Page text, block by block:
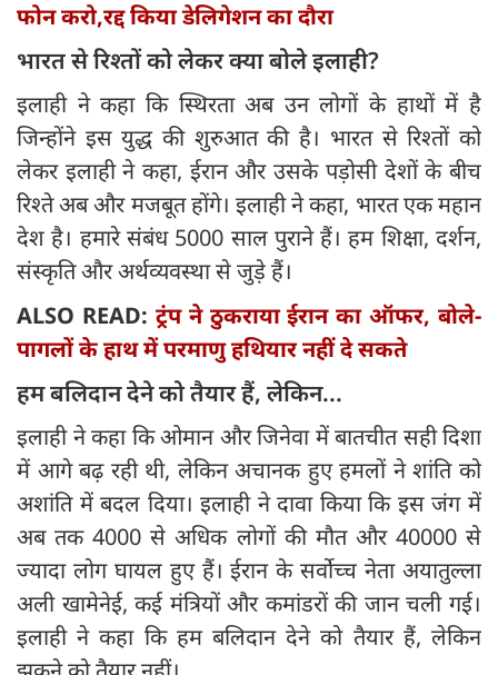
फोन करो,रद्द किया डेलिगेशन का दौरा
भारत से रिश्‍तों को लेकर क्‍या बोले इलाही?
इलाही ने कहा कि स्थिरता अब उन लोगों के हाथों में है
जिन्होंने इस युद्ध की शुरुआत की है। भारत से रिश्‍तों को
लेकर इलाही ने कहा, ईरान और उसके पड़ोसी देशों के बीच
रिश्ते अब और मजबूत होंगे। इलाही ने कहा, भारत एक महान
देश है। हमारे संबंध 5000 साल पुराने हैं। हम शिक्षा, दर्शन,
संस्कृति और अर्थव्यवस्था से जुड़े हैं।
ALSO READ: ट्रंप ने ठुकराया ईरान का ऑफर, बोले-
पागलों के हाथ में परमाणु हथियार नहीं दे सकते
हम बलिदान देने को तैयार हैं, लेकिन...
इलाही ने कहा कि ओमान और जिनेवा में बातचीत सही दिशा
में आगे बढ़ रही थी, लेकिन अचानक हुए हमलों ने शांति को
अशांति में बदल दिया। इलाही ने दावा किया कि इस जंग में
अब तक 4000 से अधिक लोगों की मौत और 40000 से
ज्यादा लोग घायल हुए हैं। ईरान के सर्वोच्च नेता अयातुल्ला
अली खामेनेई, कई मंत्रियों और कमांडरों की जान चली गई।
इलाही ने कहा कि हम बलिदान देने को तैयार हैं, लेकिन